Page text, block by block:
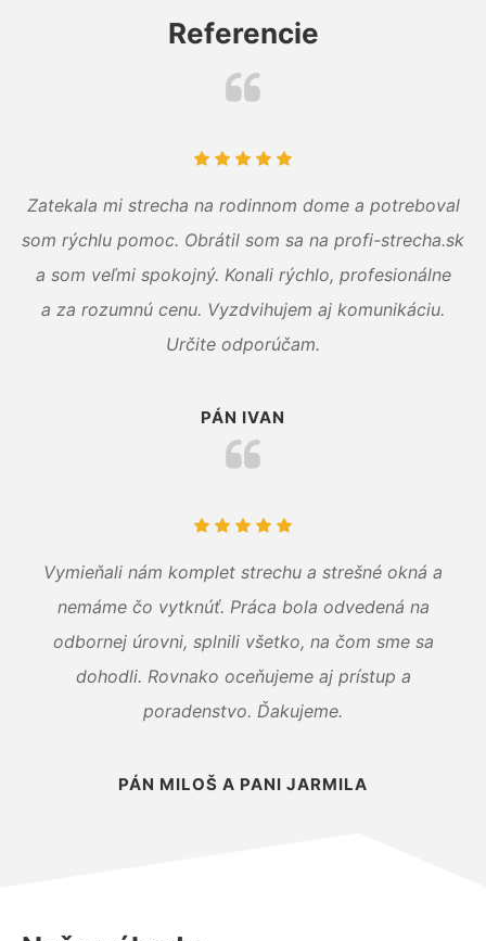
Referencie
Zatekala mi strecha na rodinnom dome a potreboval
som rýchlu pomoc. Obrátil som sa na profi-strecha.sk
a som veľmi spokojný. Konali rýchlo, profesionálne
a za rozumnú cenu. Vyzdvihujem aj komunikáciu.
Určite odporúčam.
PÁN IVAN
Vymieňali nám komplet strechu a strešné okná a
nemáme čo vytknúť. Práca bola odvedená na
odbornej úrovni, splnili všetko, na čom sme sa
dohodli. Rovnako oceňujeme aj prístup a
poradenstvo. Ďakujeme.
PÁN MILOŠ A PANI JARMILA